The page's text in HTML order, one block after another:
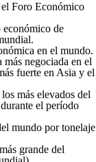
Foro Económico
económico de
en el mundo.​
negociada en el
fuerte en Asia y el
más elevados del
el período
mundo por tonelaje
grande del